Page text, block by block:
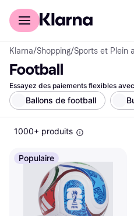
Acheter avec Klarna
Klarna/Shopping/Sports et Plein
Football
Essayez des paiements flexibles avec
Ballons de football
1000+ produits
Populaire